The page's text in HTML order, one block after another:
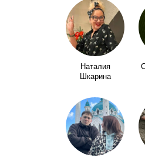
Наталия
Шкарина